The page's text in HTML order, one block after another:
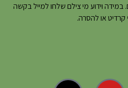
במידה וידוע מי צילם שלחו למייל בקשה
או להסרה.